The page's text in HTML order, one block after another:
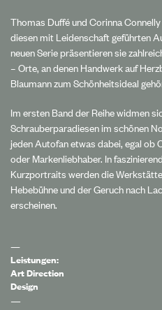
Thomas Duffé und Corinna
diesen mit Leidenschaft geführten
neuen Serie präsentieren sie
– Orte, an denen Handwerk auf
Blaumann zum Schönheitsideal
Im ersten Band der Reihe widmen
Schrauberparadiesen im schönen
jeden Autofan etwas dabei, egal
oder Markenliebhaber. In
Kurzportraits werden die
Hebebühne und der Geruch nach
erscheinen.
—
Leistungen:
Art Direction
Design
—